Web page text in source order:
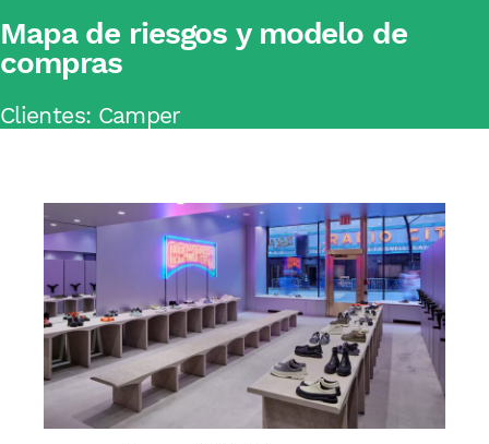
Català
Español
Mapa de riesgos y modelo de
compras
Clientes: Camper